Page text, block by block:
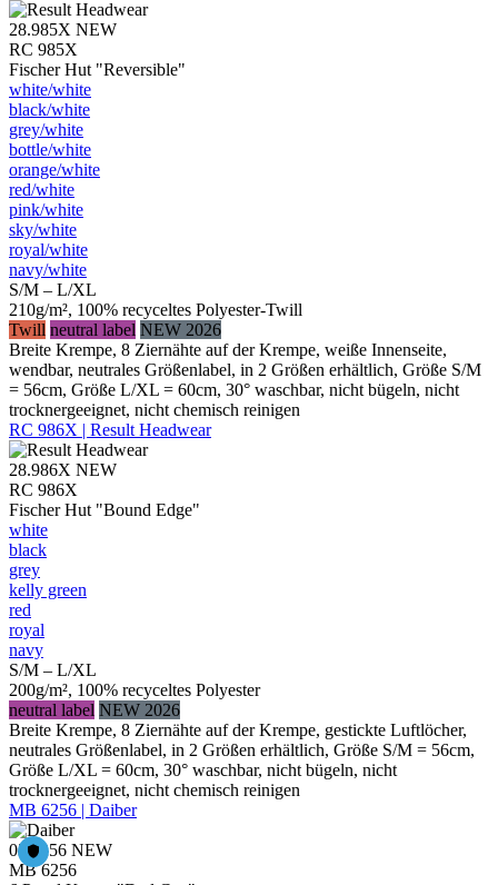
28.985X NEW
RC 985X
Fischer Hut "Reversible"
white/​white
black/​white
grey/​white
bottle/​white
orange/​white
red/​white
pink/​white
sky/​white
royal/​white
navy/​white
S/M – L/XL
210g/m², 100% recyceltes Polyester-Twill
Twill neutral label NEW 2026
Breite Krempe, 8 Ziernähte auf der Krempe, weiße Innenseite,
wendbar, neutrales Größenlabel, in 2 Größen erhältlich, Größe S/M
= 56cm, Größe L/XL = 60cm, 30° waschbar, nicht bügeln, nicht
trocknergeeignet, nicht chemisch reinigen
RC 986X | Result Headwear
28.986X NEW
RC 986X
Fischer Hut "Bound Edge"
white
black
grey
kelly green
red
royal
navy
S/M – L/XL
200g/m², 100% recyceltes Polyester
neutral label NEW 2026
Breite Krempe, 8 Ziernähte auf der Krempe, gestickte Luftlöcher,
neutrales Größenlabel, in 2 Größen erhältlich, Größe S/M = 56cm,
Größe L/XL = 60cm, 30° waschbar, nicht bügeln, nicht
trocknergeeignet, nicht chemisch reinigen
MB 6256 | Daiber
03.6256 NEW
MB 6256